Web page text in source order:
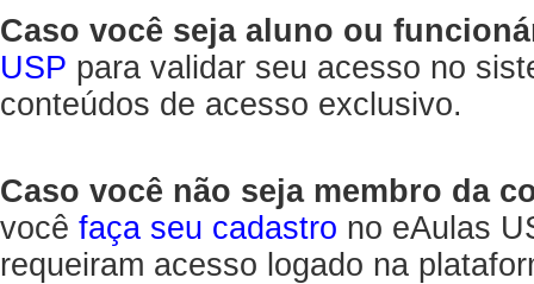
Caso você seja aluno ou
USP para validar seu acesso no
conteúdos de acesso exclusivo.
Caso você não seja membro da
você faça seu cadastro no eAulas
requeiram acesso logado na